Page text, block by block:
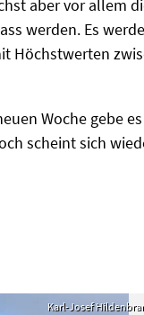
aber vor allem
werden. Es
Höchstwerten
Woche gebe
scheint sich
Karl-Josef